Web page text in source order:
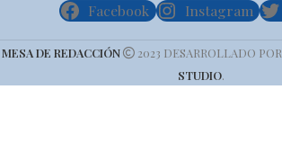
Facebook Instagram
MESA DE REDACCIÓN 2023 DESARROLLADO POR
STUDIO.